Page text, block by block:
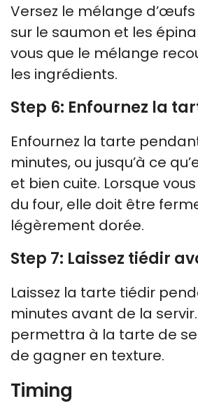
Versez le mélange
sur le saumon et les
vous que le mélange
les ingrédients.
Step 6: Enfournez la
Enfournez la tarte
minutes, ou jusqu’à ce
et bien cuite. Lorsque
du four, elle doit être
légèrement dorée.
Step 7: Laissez tiédir
Laissez la tarte tiédir
minutes avant de la
permettra à la tarte de
de gagner en texture.
Timing